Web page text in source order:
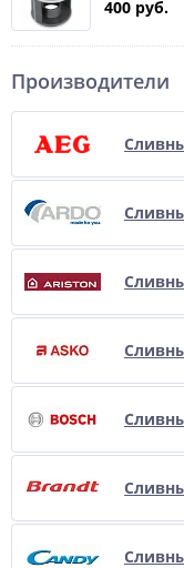
400 руб.
Производители